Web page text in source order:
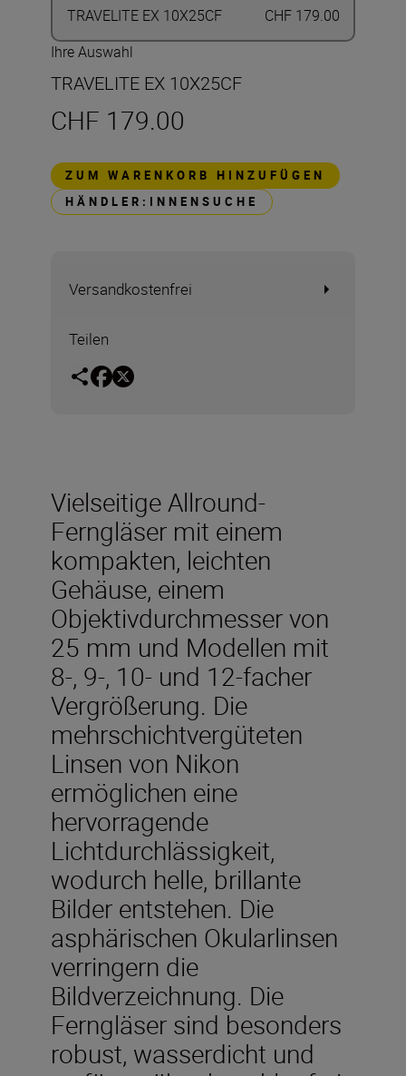
TRAVELITE EX 10X25CF
CHF 179.00
Ihre Auswahl
TRAVELITE EX 10X25CF
CHF 179.00
ZUM WARENKORB HINZUFÜGEN
HÄNDLER:INNENSUCHE
Versandkostenfrei
Teilen
Vielseitige Allround-
Ferngläser mit einem
kompakten, leichten
Gehäuse, einem
Objektivdurchmesser von
25 mm und Modellen mit
8-, 9-, 10- und 12-facher
Vergrößerung. Die
mehrschichtvergüteten
Linsen von Nikon
ermöglichen eine
hervorragende
Lichtdurchlässigkeit,
wodurch helle, brillante
Bilder entstehen. Die
asphärischen Okularlinsen
verringern die
Bildverzeichnung. Die
Ferngläser sind besonders
robust, wasserdicht und